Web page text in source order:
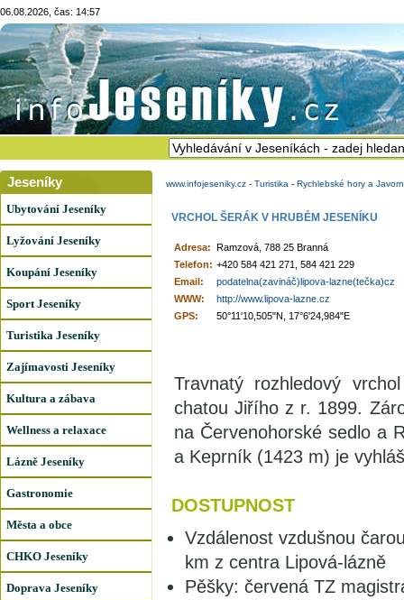
06.08.2026, čas: 14:57
Jeseníky
Ubytování Jeseníky
Lyžování Jeseníky
Koupání Jeseníky
Sport Jeseníky
Turistika Jeseníky
Zajímavosti Jeseníky
Kultura a zábava
Wellness a relaxace
Lázně Jeseníky
Gastronomie
Města a obce
CHKO Jeseníky
Doprava Jeseníky
www.infojeseniky.cz - Turistika - Rychlebské hory a
VRCHOL ŠERÁK V HRUBÉM JESENÍKU
Adresa: Ramzová, 788 25 Branná
Telefon: +420 584 421 271, 584 421 229
Email:
podatelna(zavináč)lipova-lazne(tečka)cz
WWW:
http://www.lipova-lazne.cz
GPS:
50°11'10,505"N, 17°6'24,984"E
Travnatý rozhledový
chatou Jiřího z r. 1899.
na Červenohorské sedlo a
a Keprník (1423 m) je
DOSTUPNOST
Vzdálenost vzdušnou
km z centra Lipová-lázně
Pěšky: červená TZ